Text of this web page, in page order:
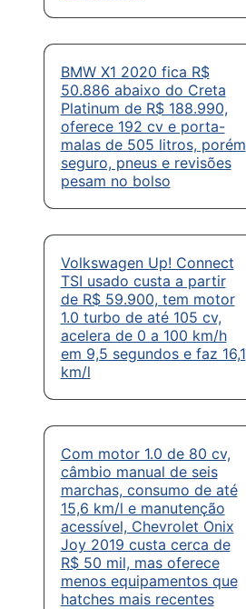
BMW X1 2020 fica R$
50.886 abaixo do Creta
Platinum de R$ 188.990,
oferece 192 cv e porta-
malas de 505 litros, porém
seguro, pneus e revisões
pesam no bolso
Volkswagen Up! Connect
TSI usado custa a partir
de R$ 59.900, tem motor
1.0 turbo de até 105 cv,
acelera de 0 a 100 km/h
em 9,5 segundos e faz 16,1
km/l
Com motor 1.0 de 80 cv,
câmbio manual de seis
marchas, consumo de até
15,6 km/l e manutenção
acessível, Chevrolet Onix
Joy 2019 custa cerca de
R$ 50 mil, mas oferece
menos equipamentos que
hatches mais recentes